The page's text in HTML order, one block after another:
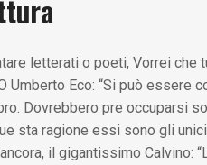
letterati o poeti, Vorrei che
Umberto Eco: “Si può essere
Dovrebbero pre occuparsi
sta ragione essi sono gli
il gigantissimo Calvino: